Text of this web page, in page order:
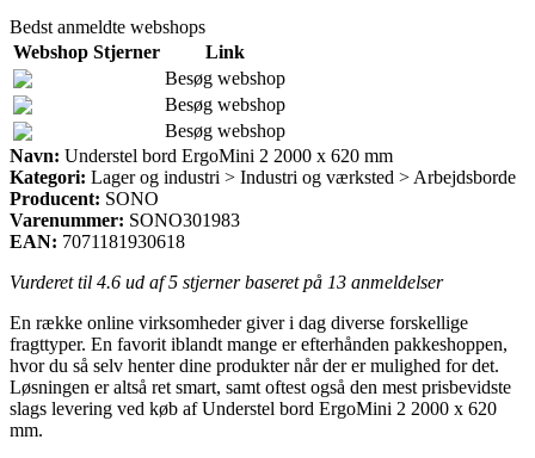
Bedst anmeldte webshops
Webshop Stjerner
Link
Besøg webshop
Besøg webshop
Besøg webshop
Navn: Understel bord ErgoMini 2 2000 x 620 mm
Kategori: Lager og industri > Industri og værksted > Arbejdsborde
Producent: SONO
Varenummer: SONO301983
EAN: 7071181930618
Vurderet til 4.6 ud af 5 stjerner baseret på 13 anmeldelser
En række online virksomheder giver i dag diverse forskellige
fragttyper. En favorit iblandt mange er efterhånden pakkeshoppen,
hvor du så selv henter dine produkter når der er mulighed for det.
Løsningen er altså ret smart, samt oftest også den mest prisbevidste
slags levering ved køb af Understel bord ErgoMini 2 2000 x 620
mm.